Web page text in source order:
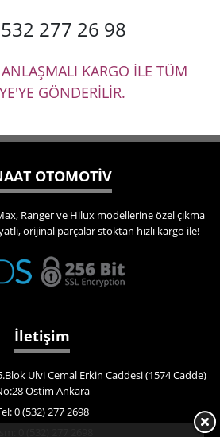
532 277 26 98
KARGO İLE TÜM
GÖNDERİLİR.
OTOMOTİV
Ranger ve Hilux modellerine özel çıkma
orijinal parçalar stoktan hızlı kargo ile!
İletişim
Ulvi Cemal Erkin Caddesi (1574 Cadde)
Ostim Ankara
0 (532) 277 2698